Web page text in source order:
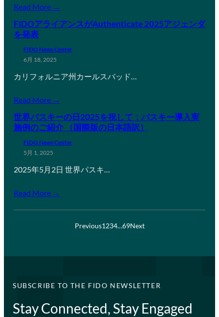
Read More →
FIDOアライアンスがAuthenticate 2025アジェンダ
を発表
FIDO News Center
6月 18, 2025
カリフォルニア州カールスバッド…
Read More →
世界パスキーの日2025を祝して：パスキー導入実
施例のご紹介 （国際版の日本語訳）
FIDO News Center
5月 1, 2025
2025年5月2日 世界パスキ…
Read More →
Previous1234…69Next
SUBSCRIBE TO THE FIDO NEWSLETTER
Stay Connected, Stay Engaged